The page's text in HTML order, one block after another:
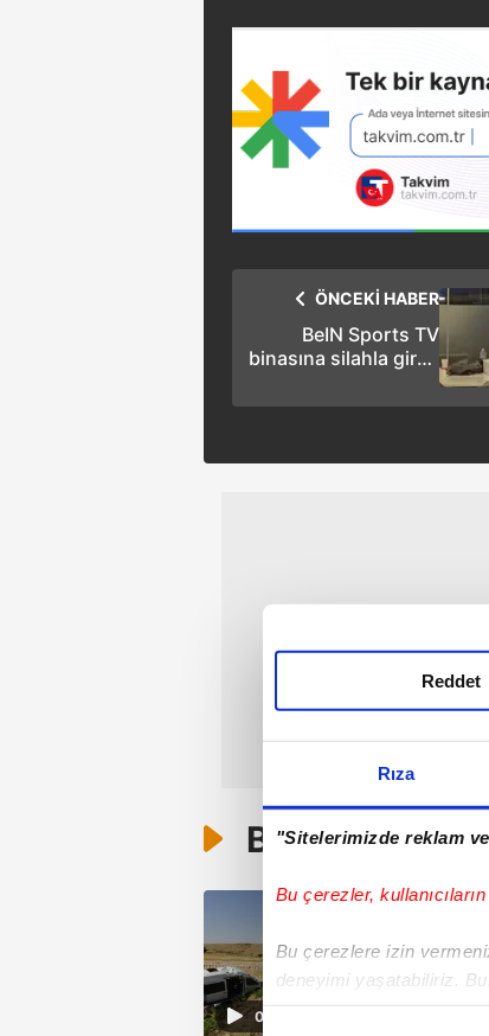
Rıza
"Sitelerimizde reklam
Bu çerezler,
Bu çerezlere izin
deneyimi yaşatabiliriz.
Reddet
ÖNCEKİ HABER
BeIN Sports TV
binasına silahla girdi,
istedi | O anlar
Bunlar da Var
01:59